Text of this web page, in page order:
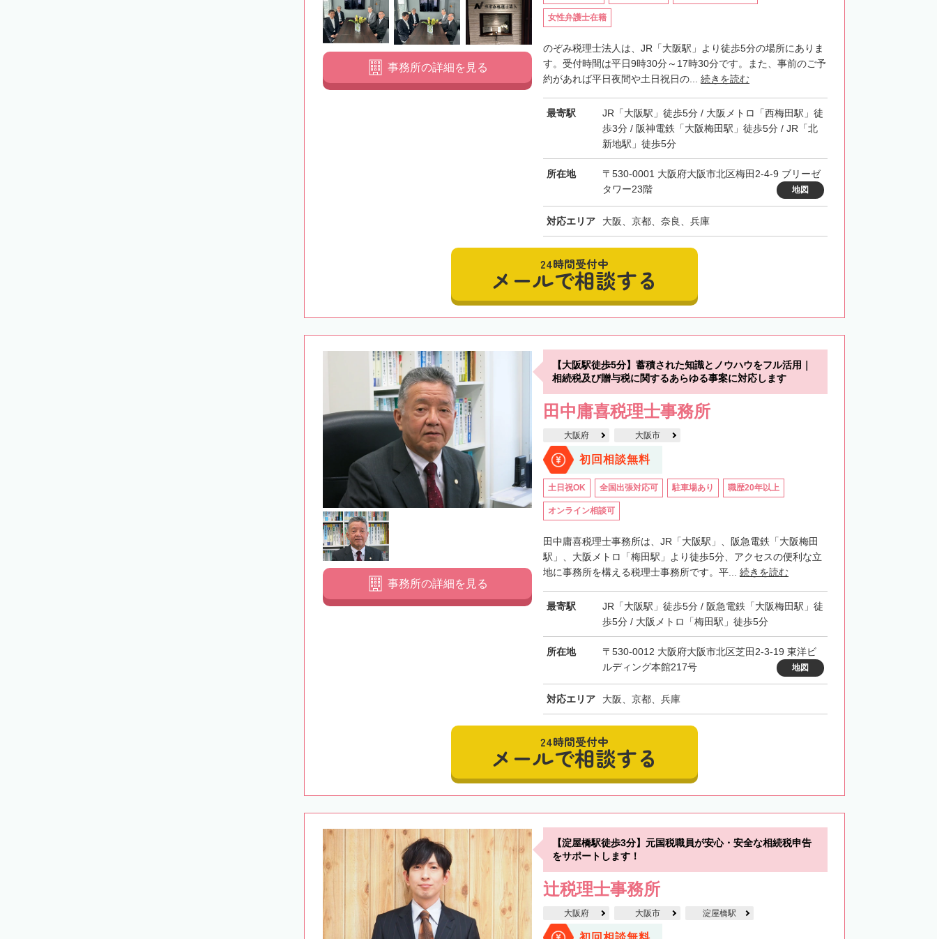
女性弁護士在籍
のぞみ税理士法人は、JR「大阪駅」より徒歩5分の場所にありま
す。受付時間は平日9時30分～17時30分です。また、事前のご予
約があれば平日夜間や土日祝日の... 続きを読む
最寄駅
JR「大阪駅」徒歩5分 / 大阪メトロ「西梅田駅」徒
歩3分 / 阪神電鉄「大阪梅田駅」徒歩5分 / JR「北
新地駅」徒歩5分
所在地
〒530-0001 大阪府大阪市北区梅田2-4-9 ブリーゼ
タワー23階
地図
対応エリア 大阪、京都、奈良、兵庫
事務所の詳細を見る
24時間受付中
メールで相談する
【大阪駅徒歩5分】蓄積された知識とノウハウをフル活用｜
相続税及び贈与税に関するあらゆる事案に対応します
田中庸喜税理士事務所
大阪府 大阪市
初回相談無料
土日祝OK 全国出張対応可 駐車場あり 職歴20年以上
オンライン相談可
田中庸喜税理士事務所は、JR「大阪駅」、阪急電鉄「大阪梅田
駅」、大阪メトロ「梅田駅」より徒歩5分、アクセスの便利な立
地に事務所を構える税理士事務所です。平... 続きを読む
最寄駅
JR「大阪駅」徒歩5分 / 阪急電鉄「大阪梅田駅」徒
歩5分 / 大阪メトロ「梅田駅」徒歩5分
所在地
〒530-0012 大阪府大阪市北区芝田2-3-19 東洋ビ
ルディング本館217号
地図
対応エリア 大阪、京都、兵庫
事務所の詳細を見る
24時間受付中
メールで相談する
【淀屋橋駅徒歩3分】元国税職員が安心・安全な相続税申告
をサポートします！
辻税理士事務所
大阪府 大阪市 淀屋橋駅